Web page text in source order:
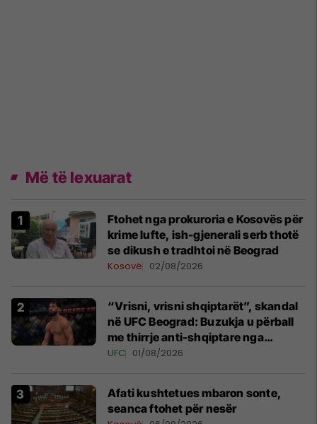
Më të lexuarat
Ftohet nga prokuroria e Kosovës për
krime lufte, ish-gjenerali serb thotë
se dikush e tradhtoi në Beograd
Kosovë 02/08/2026
“Vrisni, vrisni shqiptarët”, skandal
në UFC Beograd: Buzukja u përball
me thirrje anti-shqiptare nga
tribunat
UFC 01/08/2026
Afati kushtetues mbaron sonte,
seanca ftohet për nesër